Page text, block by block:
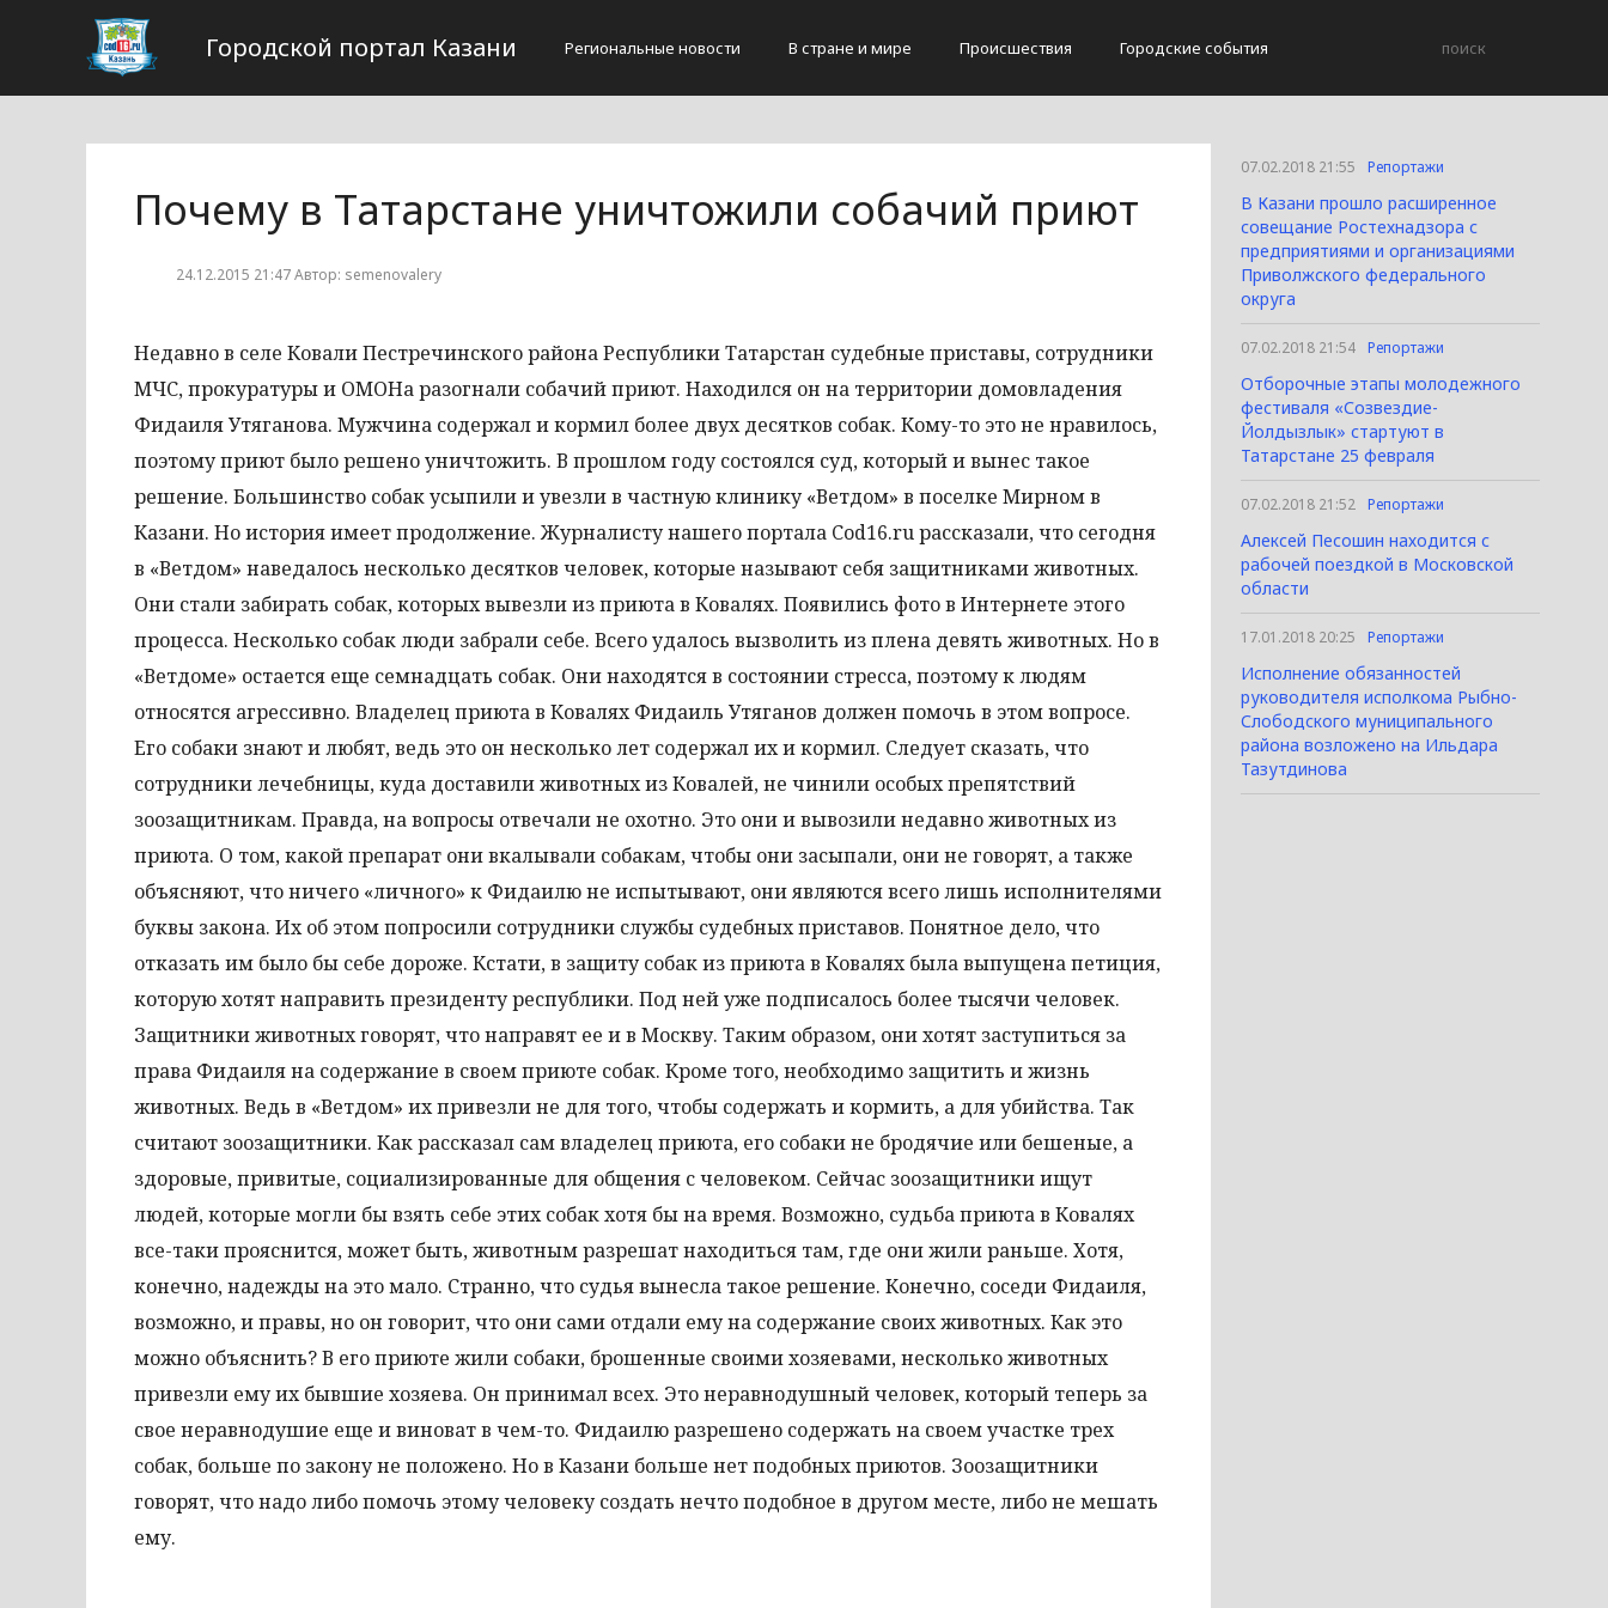
Городской портал Казани Региональные новости В стране и мире Происшествия Городские события
Почему в Татарстане уничтожили собачий приют
24.12.2015 21:47 Автор: semenovalery
Недавно в селе Ковали Пестречинского района Республики Татарстан судебные приставы, сотрудники
МЧС, прокуратуры и ОМОНа разогнали собачий приют. Находился он на территории домовладения
Фидаиля Утяганова. Мужчина содержал и кормил более двух десятков собак. Кому-то это не нравилось,
поэтому приют было решено уничтожить. В прошлом году состоялся суд, который и вынес такое
решение. Большинство собак усыпили и увезли в частную клинику «Ветдом» в поселке Мирном в
Казани. Но история имеет продолжение. Журналисту нашего портала Cod16.ru рассказали, что сегодня
в «Ветдом» наведалось несколько десятков человек, которые называют себя защитниками животных.
Они стали забирать собак, которых вывезли из приюта в Ковалях. Появились фото в Интернете этого
процесса. Несколько собак люди забрали себе. Всего удалось вызволить из плена девять животных. Но в
«Ветдоме» остается еще семнадцать собак. Они находятся в состоянии стресса, поэтому к людям
относятся агрессивно. Владелец приюта в Ковалях Фидаиль Утяганов должен помочь в этом вопросе.
Его собаки знают и любят, ведь это он несколько лет содержал их и кормил. Следует сказать, что
сотрудники лечебницы, куда доставили животных из Ковалей, не чинили особых препятствий
зоозащитникам. Правда, на вопросы отвечали не охотно. Это они и вывозили недавно животных из
приюта. О том, какой препарат они вкалывали собакам, чтобы они засыпали, они не говорят, а также
объясняют, что ничего «личного» к Фидаилю не испытывают, они являются всего лишь исполнителями
буквы закона. Их об этом попросили сотрудники службы судебных приставов. Понятное дело, что
отказать им было бы себе дороже. Кстати, в защиту собак из приюта в Ковалях была выпущена петиция,
которую хотят направить президенту республики. Под ней уже подписалось более тысячи человек.
Защитники животных говорят, что направят ее и в Москву. Таким образом, они хотят заступиться за
права Фидаиля на содержание в своем приюте собак. Кроме того, необходимо защитить и жизнь
животных. Ведь в «Ветдом» их привезли не для того, чтобы содержать и кормить, а для убийства. Так
считают зоозащитники. Как рассказал сам владелец приюта, его собаки не бродячие или бешеные, а
здоровые, привитые, социализированные для общения с человеком. Сейчас зоозащитники ищут
людей, которые могли бы взять себе этих собак хотя бы на время. Возможно, судьба приюта в Ковалях
все-таки прояснится, может быть, животным разрешат находиться там, где они жили раньше. Хотя,
конечно, надежды на это мало. Странно, что судья вынесла такое решение. Конечно, соседи Фидаиля,
возможно, и правы, но он говорит, что они сами отдали ему на содержание своих животных. Как это
можно объяснить? В его приюте жили собаки, брошенные своими хозяевами, несколько животных
привезли ему их бывшие хозяева. Он принимал всех. Это неравнодушный человек, который теперь за
свое неравнодушие еще и виноват в чем-то. Фидаилю разрешено содержать на своем участке трех
собак, больше по закону не положено. Но в Казани больше нет подобных приютов. Зоозащитники
говорят, что надо либо помочь этому человеку создать нечто подобное в другом месте, либо не мешать
ему.
07.02.2018 21:55 Репортажи
В Казани прошло расширенное
совещание Ростехнадзора с
предприятиями и организациями
Приволжского федерального
округа
07.02.2018 21:54 Репортажи
Отборочные этапы молодежного
фестиваля «Созвездие-
Йолдызлык» стартуют в
Татарстане 25 февраля
07.02.2018 21:52 Репортажи
Алексей Песошин находится с
рабочей поездкой в Московской
области
17.01.2018 20:25 Репортажи
Исполнение обязанностей
руководителя исполкома Рыбно-
Слободского муниципального
района возложено на Ильдара
Тазутдинова